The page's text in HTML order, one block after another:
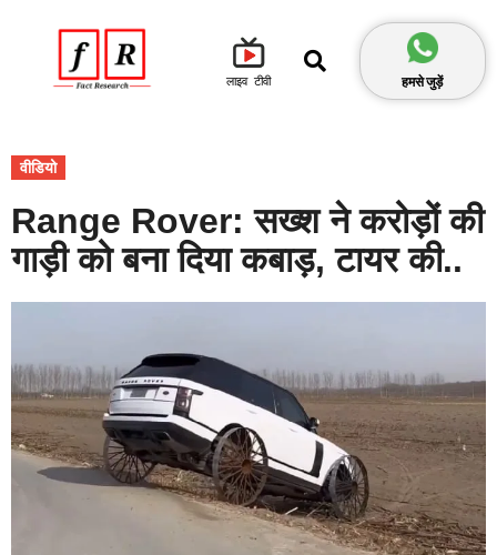
लाइव टीवी हमसे जुड़ें
वीडियो
Range Rover: सख्श ने करोड़ों की
गाड़ी को बना दिया कबाड़, टायर की..